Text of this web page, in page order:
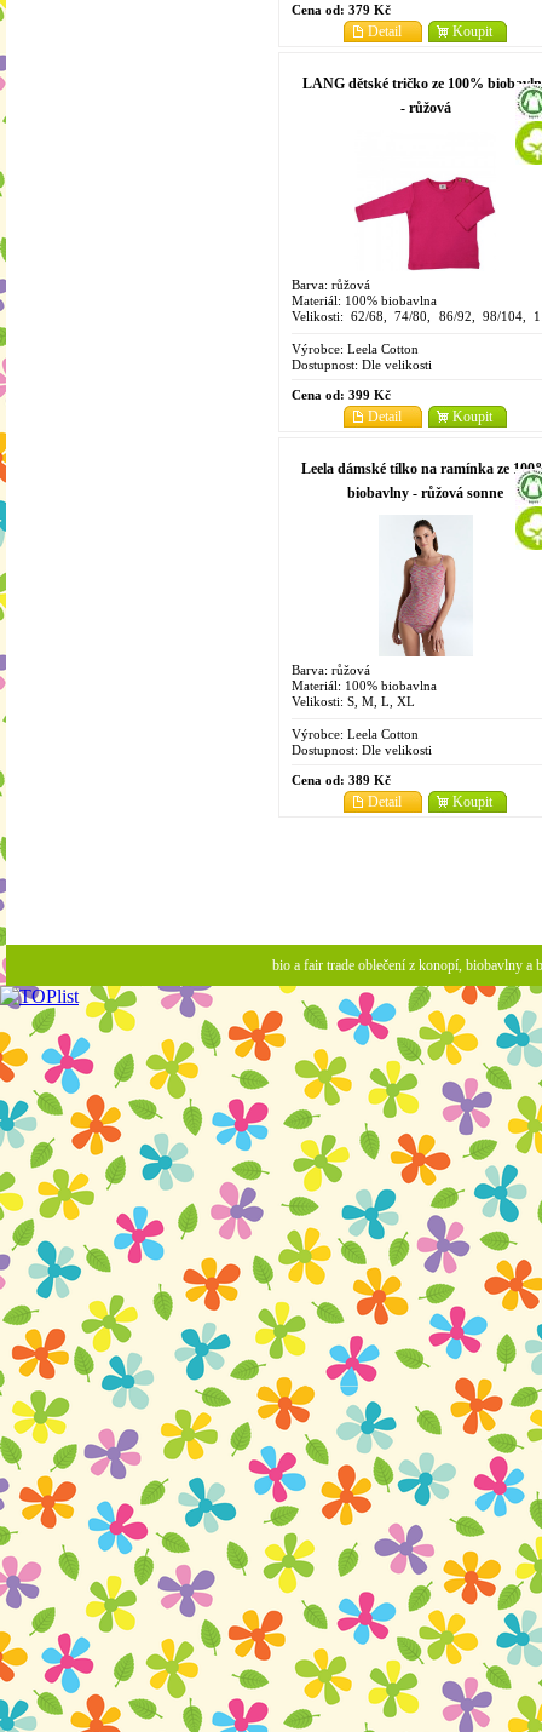
Cena od: 379 Kč
Koupit
Detail
LANG dětské tričko ze 100%
- růžová
Barva: růžová
Materiál: 100% biobavlna
Velikosti: 62/68, 74/80, 86/92, 98/104,
Výrobce: Leela Cotton
Dostupnost: Dle velikosti
Cena od: 399 Kč
Koupit
Detail
Leela dámské tílko na ramínka ze
biobavlny - růžová sonne
Barva: růžová
Materiál: 100% biobavlna
Velikosti: S, M, L, XL
Výrobce: Leela Cotton
Dostupnost: Dle velikosti
Cena od: 389 Kč
Koupit
Detail
bio a fair trade oblečení z konopí, biobavlny a